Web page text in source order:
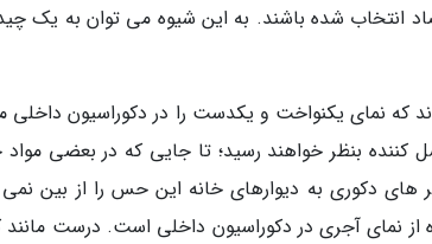
انتخاب شده باشند. به این شیوه می توان به یک
که نمای یکنواخت و یکدست را در دکوراسیون داخلی
کننده بنظر خواهند رسید؛ تا جایی که در بعضی
های دکوری به دیوارهای خانه این حس را از بین نمی
از نمای آجری در دکوراسیون داخلی است. درست مانند